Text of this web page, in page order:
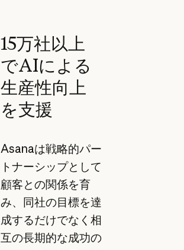
15万社以上
でAIによる
生産性向上
を支援
Asanaは戦略的パー
トナーシップとして
顧客との関係を育
み、同社の目標を達
成するだけでなく相
互の長期的な成功の